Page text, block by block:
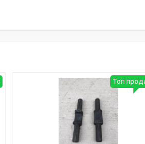
Топ